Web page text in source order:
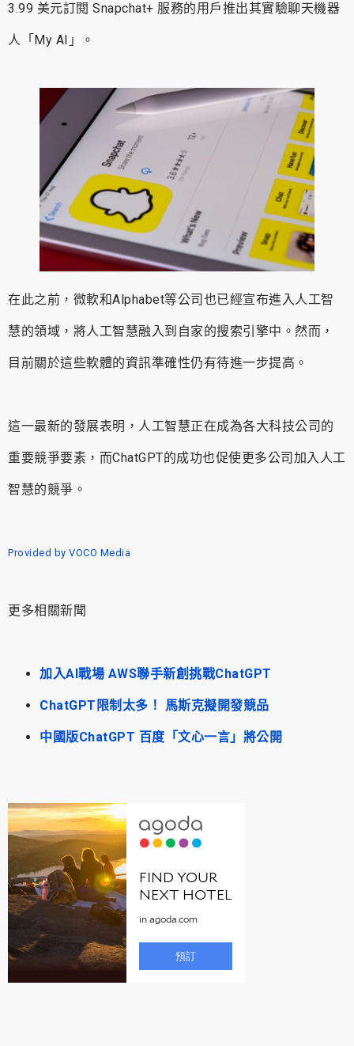
3.99 美元訂閱 Snapchat+ 服務的用戶推出其實驗聊天機器
人「My AI」。
在此之前，微軟和Alphabet等公司也已經宣布進入人工智
慧的領域，將人工智慧融入到自家的搜索引擎中。然而，
目前關於這些軟體的資訊準確性仍有待進一步提高。
這一最新的發展表明，人工智慧正在成為各大科技公司的
重要競爭要素，而ChatGPT的成功也促使更多公司加入人工
智慧的競爭。
Provided by VOCO Media
更多相關新聞
加入AI戰場 AWS聯手新創挑戰ChatGPT
ChatGPT限制太多！ 馬斯克擬開發競品
中國版ChatGPT 百度「文心一言」將公開